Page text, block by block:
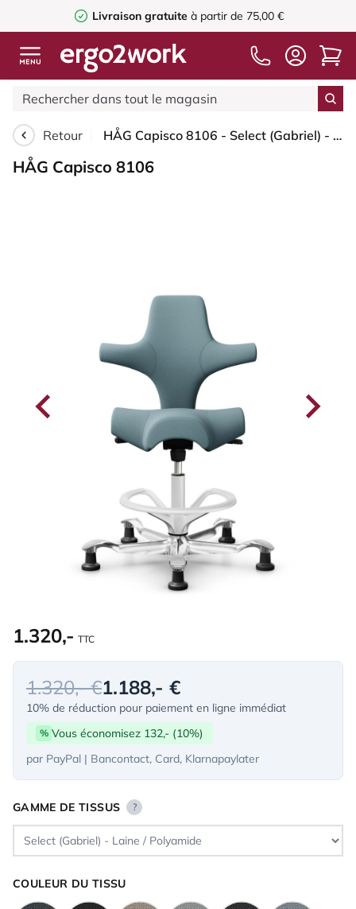
Livraison gratuite à partir de 75,00 €
Retour HÅG Capisco 8106 - Select (Gabriel) - Laine / Polyamide - SC67098 - Glacier blue - Blanc - 200 mm (hauteur d’assise 46–64 cm) - Patins
HÅG Capisco 8106
1.320,- TTC
1.320,- €1.188,- €
10% de réduction pour paiement en ligne immédiat
% Vous économisez 132,- (10%)
par PayPal | Bancontact, Card, Klarnapaylater
GAMME DE TISSUS ?
COULEUR DU TISSU